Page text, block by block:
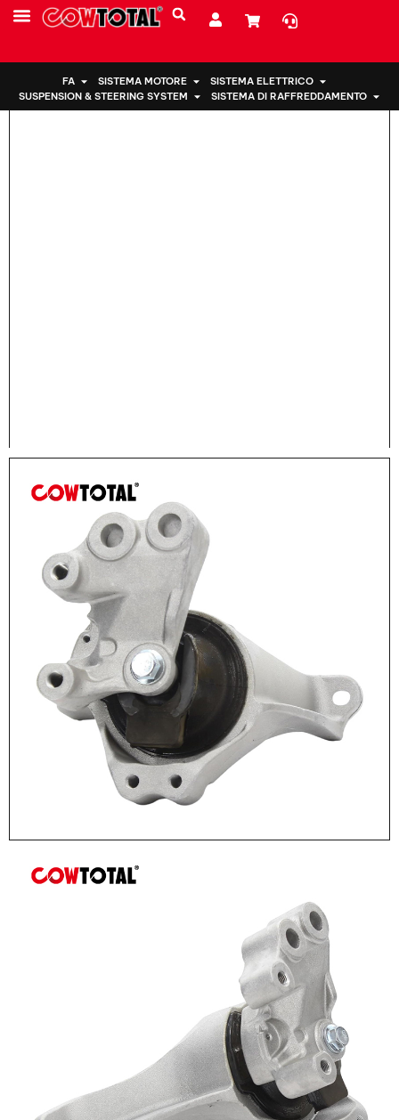
FA SISTEMA MOTORE
SISTEMA ELETTRICO
SUSPENSION & STEERING SYSTEM
SISTEMA DI RAFFREDDAMENTO
Casa > Supporto motore 50820-TLA-A01 Per Honda